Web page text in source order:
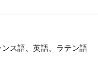
ス語、英語、ラテン語